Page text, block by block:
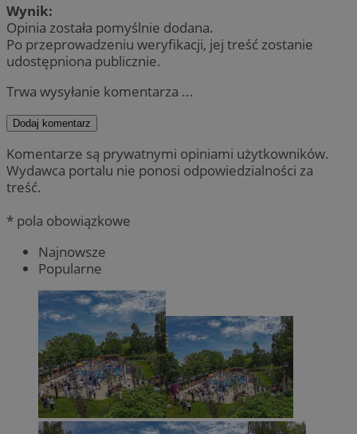
Wynik:
Opinia została pomyślnie dodana.
Po przeprowadzeniu weryfikacji, jej treść zostanie
udostępniona publicznie.
Trwa wysyłanie komentarza ...
Dodaj komentarz
Komentarze są prywatnymi opiniami użytkowników.
Wydawca portalu nie ponosi odpowiedzialności za
treść.
* pola obowiązkowe
Najnowsze
Popularne